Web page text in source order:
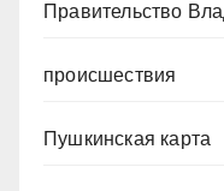
Правительство
происшествия
Пушкинская карта